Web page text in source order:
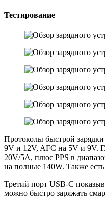
Тестирование
Протоколы быстрой
9V и 12V, AFC на 5V и 9V.
20V/5A, плюс PPS в
на полные 140W. Также
Третий порт USB-C
можно быстро заряжать